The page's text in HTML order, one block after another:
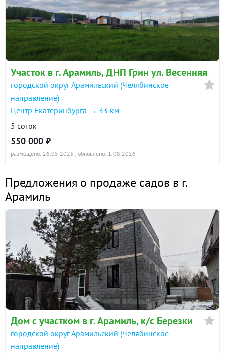
Участок в г. Арамиль, ДНП Грин ул. Весенняя
городской округ Арамильский (Челябинское
направление)
Центр Екатеринбурга → 33 км
5 соток
550 000 ₽
размещено: 26.05.2025 , обновлено: 1.08.2026
Предложения о продаже садов в г.
Арамиль
Дом с участком в г. Арамиль, к/с Березки
городской округ Арамильский (Челябинское
направление)